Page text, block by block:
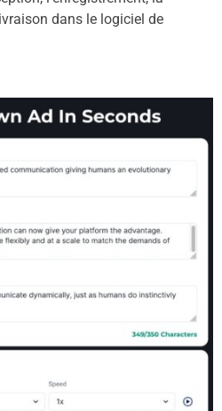
dans le logiciel de